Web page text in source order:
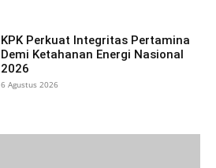
KPK Perkuat Integritas Pertamina
Demi Ketahanan Energi Nasional
2026
6 Agustus 2026